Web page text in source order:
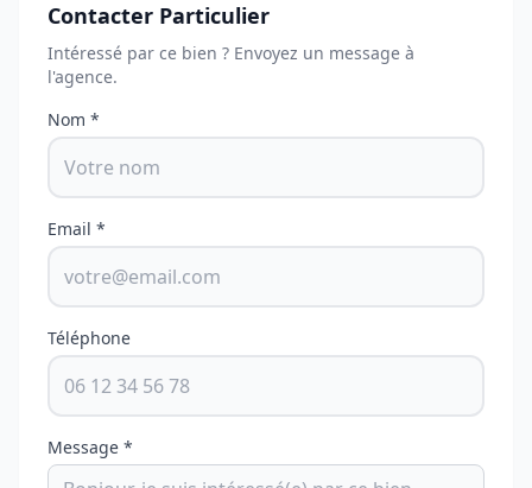
Contacter Particulier
Intéressé par ce bien ? Envoyez un message à
l'agence.
Nom *
Email *
Téléphone
Message *